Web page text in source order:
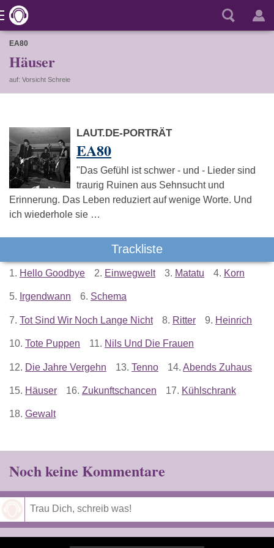
EA80
Häuser
auf: Vorsicht Schreie
LAUT.DE-PORTRÄT
EA80
"Das Gefühl ist schwer - und - Lieder sind
traurig Ruinen aus Sehnsucht und
Erinnerung. Das Leben reduziert auf wenige Worte. Und
ich wiederhole sie …
Trackliste
1. Hello Goodbye 2. Einwegwelt 3. Matatu 4. Korn
5. Irgendwann 6. Schema
7. Tot Sind Wir Noch Lange Nicht 8. Ritter 9. Heinrich
10. Tote Puppen 11. Nils Und Die Frauen
12. Die Jahre Vergehn 13. Tenno 14. Abends Zuhaus
15. Häuser 16. Zukunftschancen 17. Kühlschrank
18. Gewalt
Noch keine Kommentare